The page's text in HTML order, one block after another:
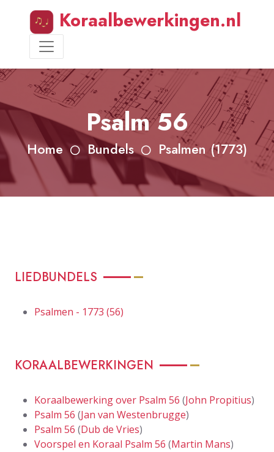
Koraalbewerkingen.nl
Psalm 56
Home Bundels Psalmen (1773)
LIEDBUNDELS
Psalmen - 1773 (56)
KORAALBEWERKINGEN
Koraalbewerking over Psalm 56 (John Propitius)
Psalm 56 (Jan van Westenbrugge)
Psalm 56 (Dub de Vries)
Voorspel en Koraal Psalm 56 (Martin Mans)